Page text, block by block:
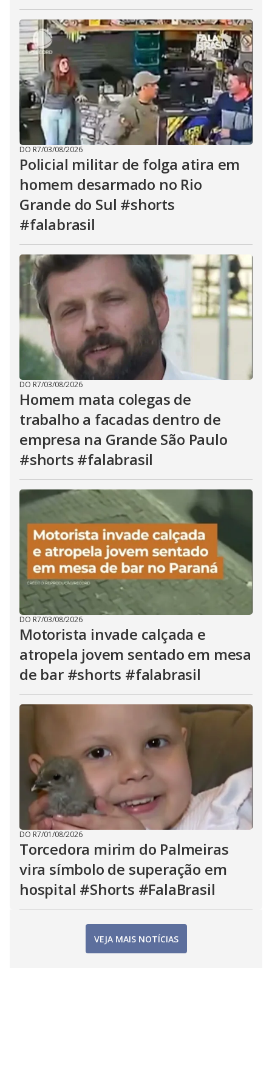
DO R7/03/08/2026
Policial militar de folga atira em
homem desarmado no Rio
Grande do Sul #shorts
#falabrasil
DO R7/03/08/2026
Homem mata colegas de
trabalho a facadas dentro de
empresa na Grande São Paulo
#shorts #falabrasil
DO R7/03/08/2026
Motorista invade calçada e
atropela jovem sentado em mesa
de bar #shorts #falabrasil
DO R7/01/08/2026
Torcedora mirim do Palmeiras
vira símbolo de superação em
hospital #Shorts #FalaBrasil
VEJA MAIS NOTÍCIAS